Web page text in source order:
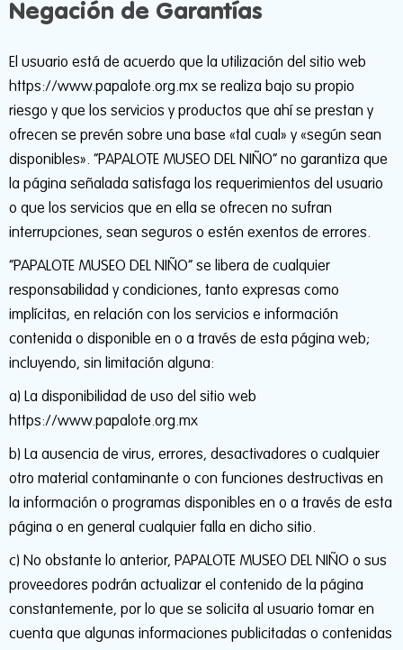
Negación de Garantías
El usuario está de acuerdo que la utilización del sitio web
https://www.papalote.org.mx se realiza bajo su propio
riesgo y que los servicios y productos que ahí se prestan y
ofrecen se prevén sobre una base «tal cual» y «según sean
disponibles». “PAPALOTE MUSEO DEL NIÑO” no garantiza que
la página señalada satisfaga los requerimientos del usuario
o que los servicios que en ella se ofrecen no sufran
interrupciones, sean seguros o estén exentos de errores.
“PAPALOTE MUSEO DEL NIÑO” se libera de cualquier
responsabilidad y condiciones, tanto expresas como
implícitas, en relación con los servicios e información
contenida o disponible en o a través de esta página web;
incluyendo, sin limitación alguna:
a) La disponibilidad de uso del sitio web
https://www.papalote.org.mx
b) La ausencia de virus, errores, desactivadores o cualquier
otro material contaminante o con funciones destructivas en
la información o programas disponibles en o a través de esta
página o en general cualquier falla en dicho sitio.
c) No obstante lo anterior, PAPALOTE MUSEO DEL NIÑO o sus
proveedores podrán actualizar el contenido de la página
constantemente, por lo que se solicita al usuario tomar en
cuenta que algunas informaciones publicitadas o contenidas